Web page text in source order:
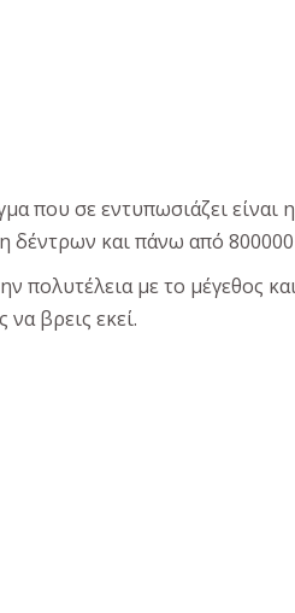
που σε εντυπωσιάζει είναι
δέντρων και πάνω από
πολυτέλεια με το μέγεθος
να βρεις εκεί.